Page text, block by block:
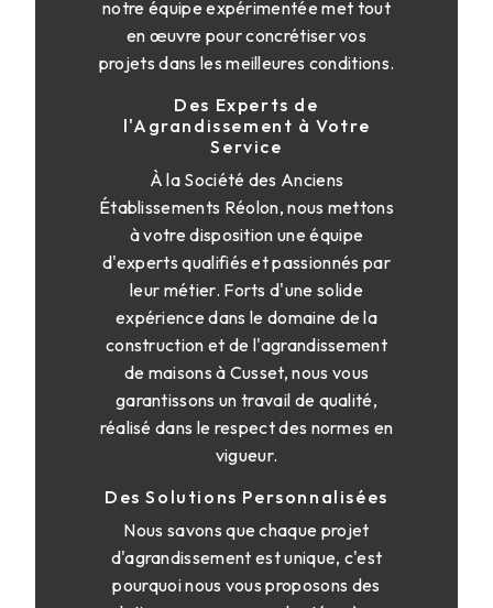
notre équipe expérimentée met tout
en œuvre pour concrétiser vos
projets dans les meilleures conditions.
Des Experts de
l'Agrandissement à Votre
Service
À la Société des Anciens
Établissements Réolon, nous mettons
à votre disposition une équipe
d'experts qualifiés et passionnés par
leur métier. Forts d'une solide
expérience dans le domaine de la
construction et de l'agrandissement
de maisons à Cusset, nous vous
garantissons un travail de qualité,
réalisé dans le respect des normes en
vigueur.
Des Solutions Personnalisées
Nous savons que chaque projet
d'agrandissement est unique, c'est
pourquoi nous vous proposons des